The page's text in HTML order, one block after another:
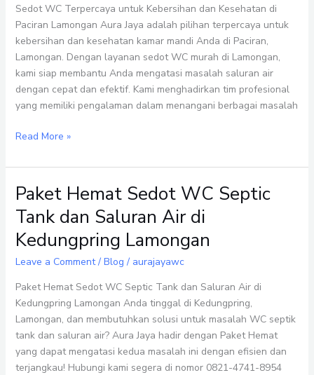
Sedot WC Terpercaya untuk Kebersihan dan Kesehatan di
Paciran Lamongan Aura Jaya adalah pilihan terpercaya untuk
kebersihan dan kesehatan kamar mandi Anda di Paciran,
Lamongan. Dengan layanan sedot WC murah di Lamongan,
kami siap membantu Anda mengatasi masalah saluran air
dengan cepat dan efektif. Kami menghadirkan tim profesional
yang memiliki pengalaman dalam menangani berbagai masalah
Kesehatan
di
Paciran
Lamongan
Read More »
Paket Hemat Sedot WC Septic
Tank dan Saluran Air di
Kedungpring Lamongan
Leave a Comment / Blog / aurajayawc
Paket Hemat Sedot WC Septic Tank dan Saluran Air di
Kedungpring Lamongan Anda tinggal di Kedungpring,
Lamongan, dan membutuhkan solusi untuk masalah WC septik
tank dan saluran air? Aura Jaya hadir dengan Paket Hemat
yang dapat mengatasi kedua masalah ini dengan efisien dan
terjangkau! Hubungi kami segera di nomor 0821-4741-8954
Paket
Sedot
WC
dan
Saluran
Air
di
Kedungpring
Lamongan